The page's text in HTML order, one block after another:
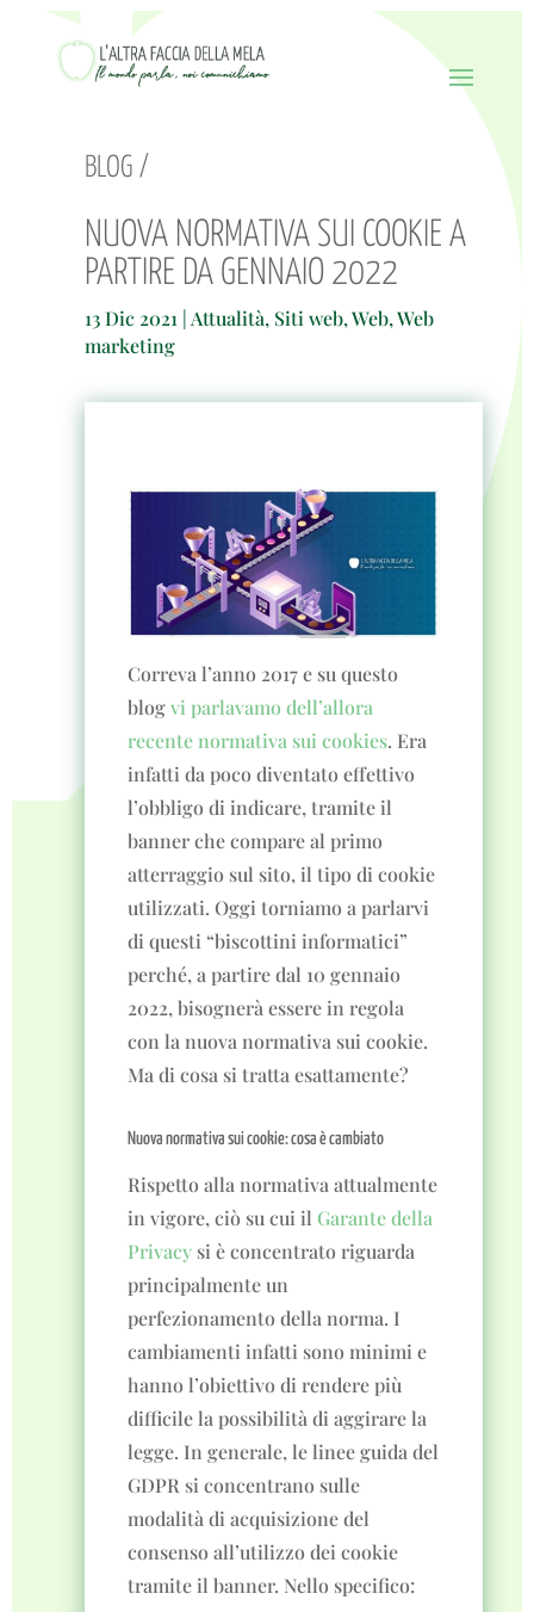
BLOG /
NUOVA NORMATIVA SUI COOKIE A
PARTIRE DA GENNAIO 2022
13 Dic 2021 | Attualità, Siti web,Web,Web
marketing
Correva l’anno 2017 e su questo
blogvi parlavamo dell’allora
recente normativa sui cookies. Era
infatti da poco diventato effettivo
l’obbligo di indicare, tramite il
banner che compare al primo
atterraggio sul sito, il tipo di cookie
utilizzati. Oggi torniamo a parlarvi
di questi “biscottini informatici”
perché, a partire dal 10 gennaio
2022, bisognerà essere in regola
con la nuova normativa sui cookie.
Ma di cosa si tratta esattamente?
Nuova normativa sui cookie: cosa è cambiato
Rispetto alla normativa attualmente
in vigore, ciò su cui il Garante della
Privacy si è concentrato riguarda
principalmente un
perfezionamento della norma. I
cambiamenti infatti sono minimi e
hanno l’obiettivo di rendere più
difficile la possibilità di aggirare la
legge. In generale, le linee guida del
GDPR si concentrano sulle
modalità di acquisizione del
consenso all’utilizzo dei cookie
tramite il banner. Nello specifico: